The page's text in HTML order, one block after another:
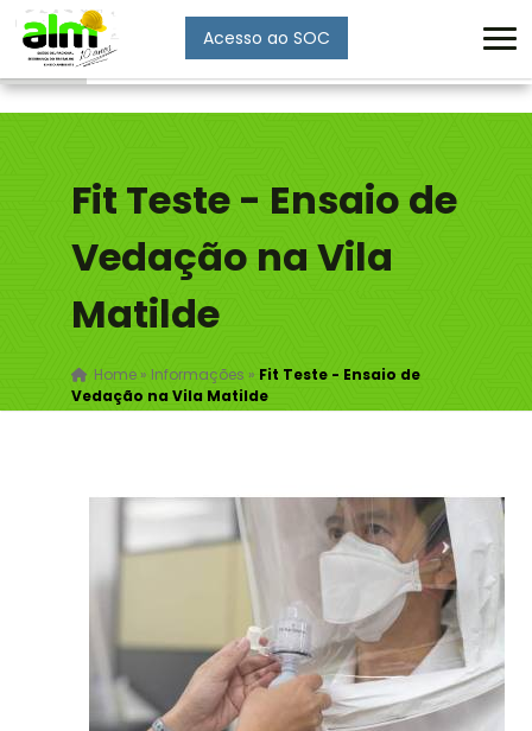
Acesso ao SOC
Fit Teste - Ensaio de
Vedação na Vila
Matilde
Home» Informações » Fit Teste - Ensaio de
Vedação na Vila Matilde
Enviar